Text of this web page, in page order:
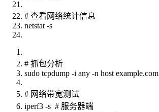
# 查看网络统计信息
netstat -s
# 抓包分析
sudo tcpdump -i any -n host example.com
# 网络带宽测试
iperf3 -s # 服务器端